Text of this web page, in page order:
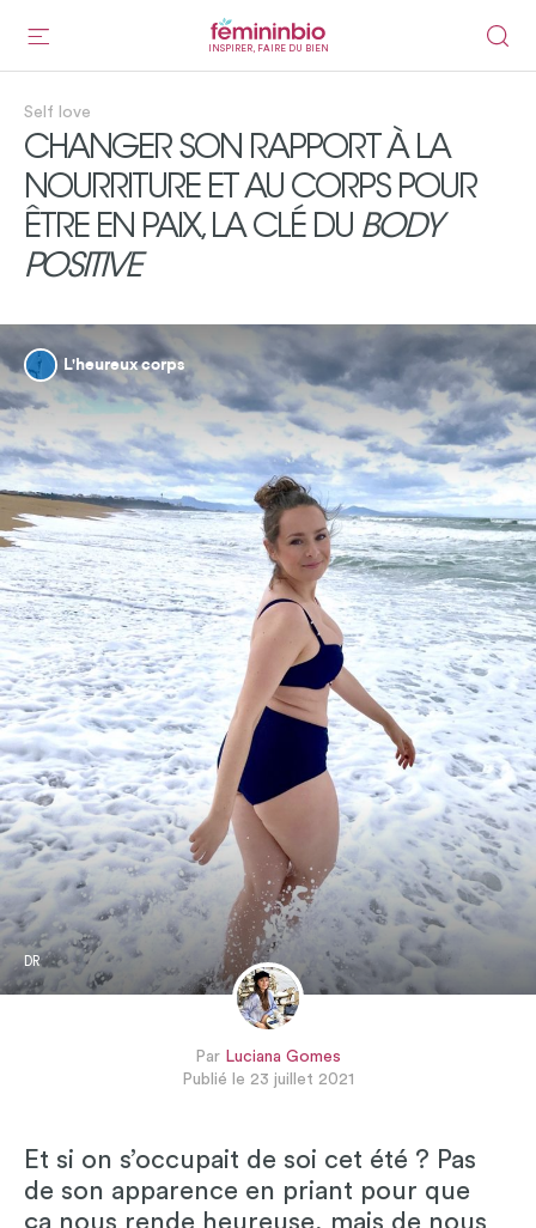
INSPIRER, FAIRE DU BIEN
Self love
CHANGER SON RAPPORT À LA
NOURRITURE ET AU CORPS POUR
ÊTRE EN PAIX, LA CLÉ DU BODY
POSITIVE
DR
L'heureux corps
Par Luciana Gomes
Publié le 23 juillet 2021
Et si on s’occupait de soi cet été ? Pas
de son apparence en priant pour que
ça nous rende heureuse, mais de nous